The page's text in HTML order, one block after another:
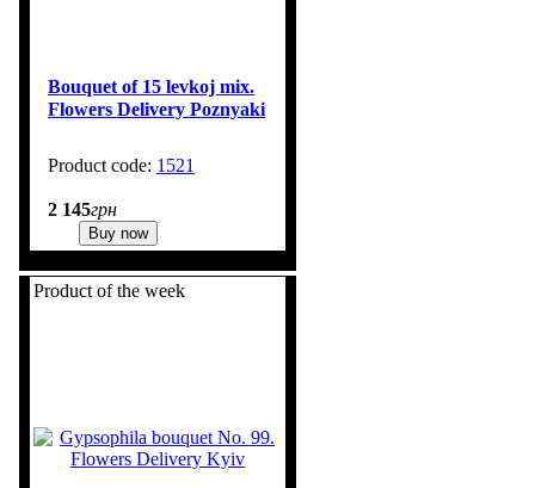
Bouquet of 15 levkoj mix.
Flowers Delivery Poznyaki
1521
2 145грн
Buy now
Product of the week